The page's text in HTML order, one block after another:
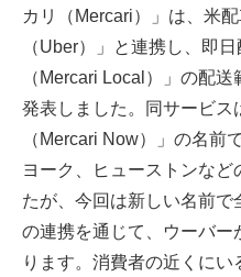
カリ（Mercari）」は、米
（Uber）」と連携し、即
（Mercari Local）」の配
発表しました。同サービス
（Mercari Now）」の名前
ヨーク、ヒューストンな
たが、今回は新しい名前
の連携を通じて、ウーバー
ります。消費者の近くに